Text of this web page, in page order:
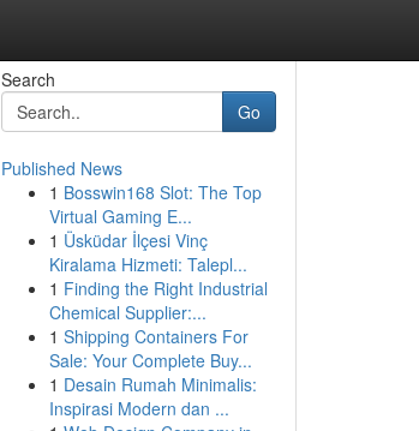
Search
Go
Published News
1 Bosswin168 Slot: The Top
Virtual Gaming E...
1 Üsküdar İlçesi Vinç
Kiralama Hizmeti: Talepl...
1 Finding the Right Industrial
Chemical Supplier:...
1 Shipping Containers For
Sale: Your Complete Buy...
1 Desain Rumah Minimalis:
Inspirasi Modern dan ...